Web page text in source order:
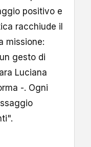
positivo e
racchiude il
missione:
gesto di
Luciana
-. Ogni